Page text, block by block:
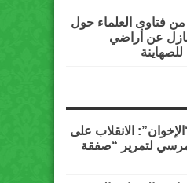
فتاوى العلماء حول
عن أراضي
الانقلاب على
لتمرير “صفقة